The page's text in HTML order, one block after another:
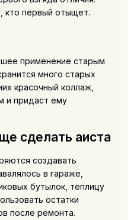
кто первый отыщет.
применение старым
много старых
красочный коллаж,
и придаст ему
сделать аиста
создавать
в гараже,
бутылок, теплицу
остатки
после ремонта.